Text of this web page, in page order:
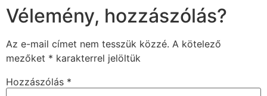
Vélemény, hozzászólás?
Az e-mail címet nem tesszük közzé. A kötelező
mezőket * karakterrel jelöltük
Hozzászólás *